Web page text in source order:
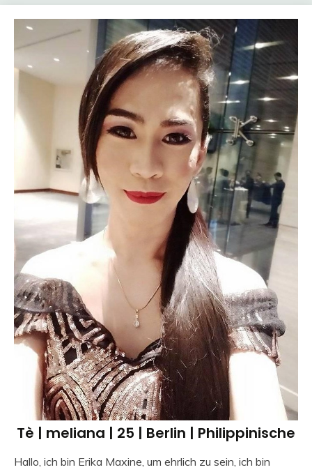
Tè | meliana | 25 | Berlin | Philippinische
Hallo, ich bin Erika Maxine, um ehrlich zu sein, ich bin